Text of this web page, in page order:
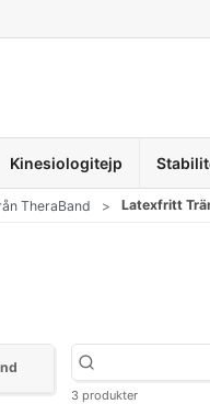
Kinesiologitejp
TheraBand Latexfritt
3 produkter